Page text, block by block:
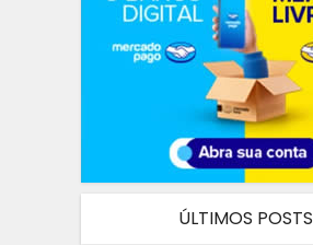
ÚLTIMOS POSTS